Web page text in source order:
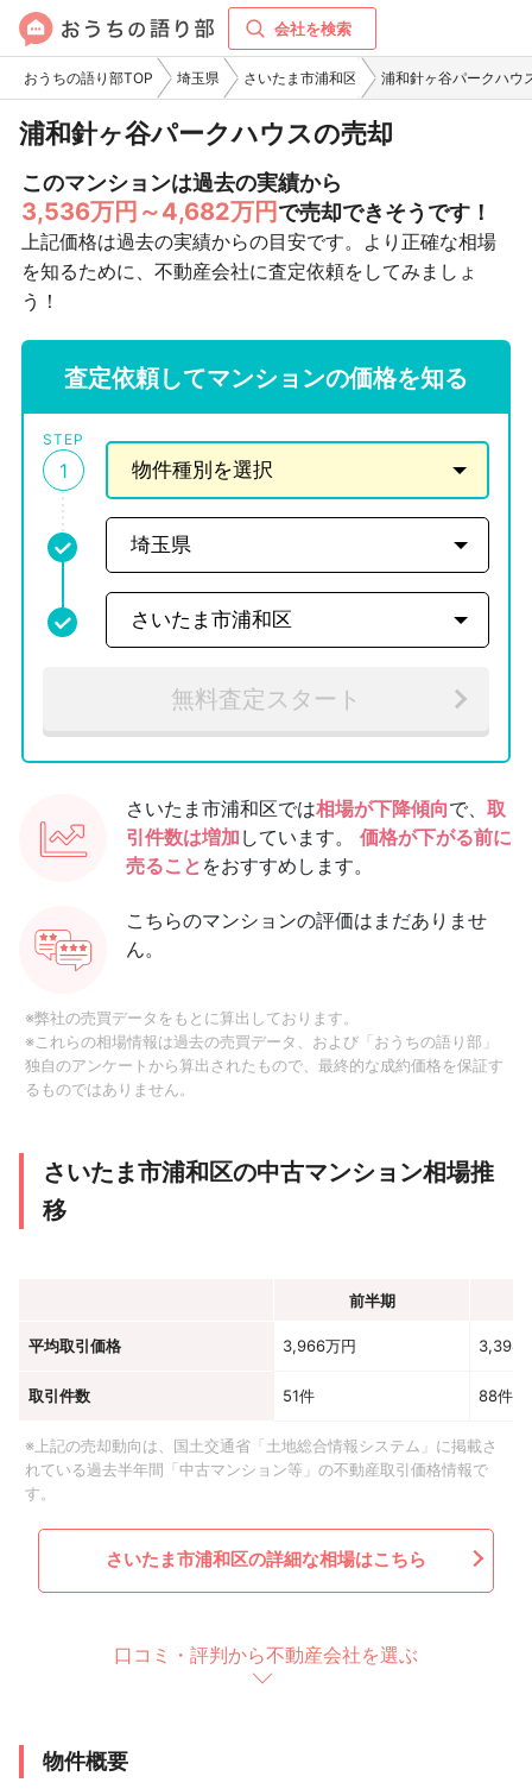
会社を検索
おうちの語り部TOP 埼玉県 さいたま市浦和区 浦和針ヶ谷パークハウ
浦和針ヶ谷パークハウスの売却
このマンションは過去の実績から
3,536万円～4,682万円で売却できそうです！
上記価格は過去の実績からの目安です。より正確な相場
を知るために、不動産会社に査定依頼をしてみましょ
う！
査定依頼してマンションの価格を知る
STEP
1
無料査定スタート
さいたま市浦和区では相場が下降傾向で、 取
引件数は増加 しています。
価格が下がる前に
売ること をおすすめします。
こちらのマンションの評価はまだありませ
ん。
※弊社の売買データをもとに算出しております。
※これらの相場情報は過去の売買データ、および「おうちの語り部」
独自のアンケートから算出されたもので、最終的な成約価格を保証す
るものではありません。
さいたま市浦和区の中古マンション相場推
移
前半期
平均取引価格 3,966万円 3,394
取引件数 51件 88件
※上記の売却動向は、国土交通省「土地総合情報システム」に掲載さ
れている過去半年間「中古マンション等」の不動産取引価格情報で
す。
さいたま市浦和区の詳細な相場はこちら
口コミ・評判から不動産会社を選ぶ
物件概要